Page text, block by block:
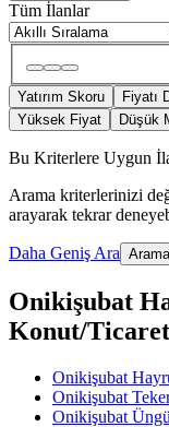
Tüm İlanlar
Yatırım Skoru Fiyatı
Yüksek Fiyat
Düşük
Bu Kriterlere Uygun
Arama kriterlerinizi
arayarak tekrar
Daha Geniş Ara
Onikişubat
Konut/
Onikişubat
Onikişubat
Onikişubat